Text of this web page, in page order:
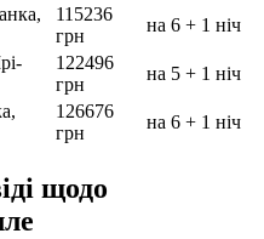
115236
грн
на 6 + 1 ніч
122496
грн
на 5 + 1 ніч
126676
грн
на 6 + 1 ніч
щодо